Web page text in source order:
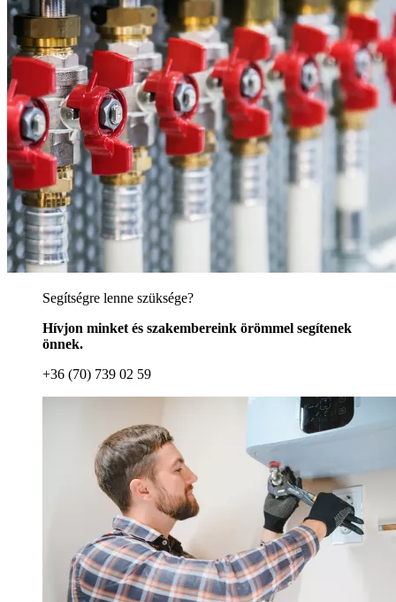
Segítségre lenne szüksége?
Hívjon minket és szakembereink örömmel segítenek
önnek.
+36 (70) 739 02 59